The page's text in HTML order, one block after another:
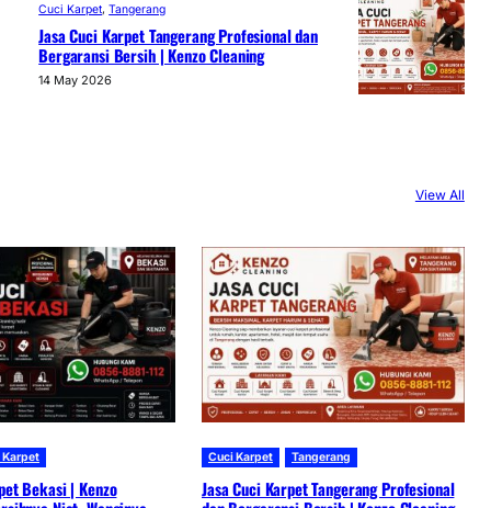
Cuci Karpet, Tangerang
Jasa Cuci Karpet Tangerang Profesional dan
Bergaransi Bersih | Kenzo Cleaning
14 May 2026
View All
Karpet
Bekasi | Kenzo
Cuci Karpet Tangerang
Jasa Cuci Karpet Tangerang Profesional